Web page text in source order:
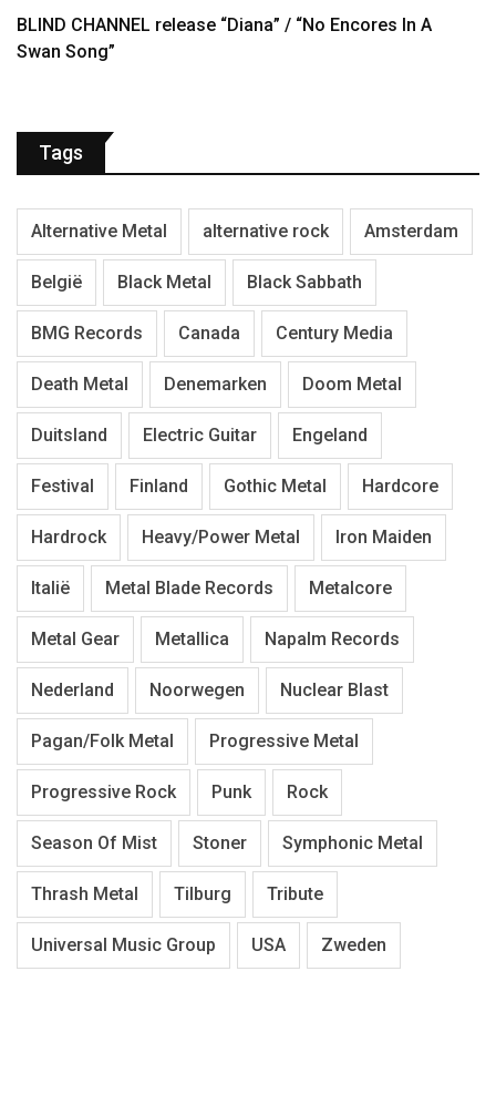
BLIND CHANNEL release “Diana” / “No Encores In A
Swan Song”
Tags
Alternative Metal alternative rock Amsterdam
België Black Metal Black Sabbath
BMG Records Canada Century Media
Death Metal Denemarken Doom Metal
Duitsland Electric Guitar Engeland
Festival Finland Gothic Metal Hardcore
Hardrock Heavy/Power Metal Iron Maiden
Italië Metal Blade Records Metalcore
Metal Gear Metallica Napalm Records
Nederland Noorwegen Nuclear Blast
Pagan/Folk Metal Progressive Metal
Progressive Rock Punk Rock
Season Of Mist Stoner Symphonic Metal
Thrash Metal Tilburg Tribute
Universal Music Group USA Zweden